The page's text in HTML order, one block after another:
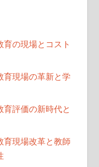
の現場とコスト
育現場の革新と学
評価の新時代と
育現場改革と教師